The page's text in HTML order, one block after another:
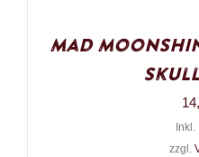
Mad
Inkl.
zzgl.